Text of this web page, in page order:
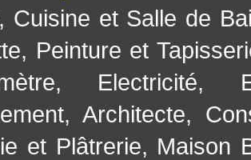
, Cuisine et Salle de
, Peinture et
, Electricité,
, Architecte,
et Plâtrerie, Maison